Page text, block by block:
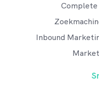
Complete
Inbound